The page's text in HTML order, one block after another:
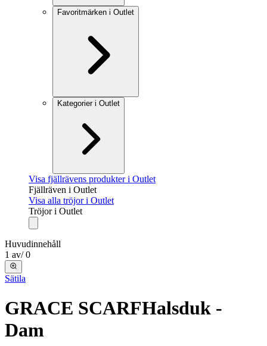
Favoritmärken i Outlet
Kategorier i Outlet
Visa fjällrävens produkter i Outlet
Fjällräven i Outlet
Visa alla tröjor i Outlet
Tröjor i Outlet
Huvudinnehåll
1 av/ 0
Sätila
GRACE SCARFHalsduk -
Dam